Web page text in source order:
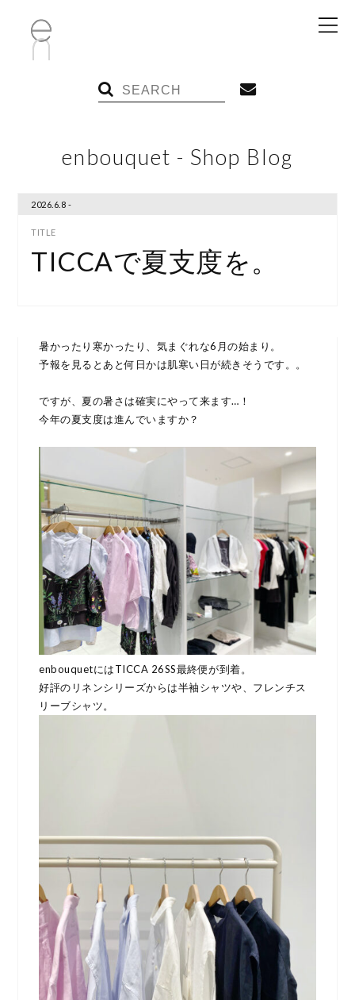
enbouquet - Shop Blog
2026.6.8 -
TICCAで夏支度を。
暑かったり寒かったり、気まぐれな6月の始まり。
予報を見るとあと何日かは肌寒い日が続きそうです。。
ですが、夏の暑さは確実にやって来ます…！
今年の夏支度は進んでいますか？
enbouquetにはTICCA 26SS最終便が到着。
好評のリネンシリーズからは半袖シャツや、フレンチス
リーブシャツ。